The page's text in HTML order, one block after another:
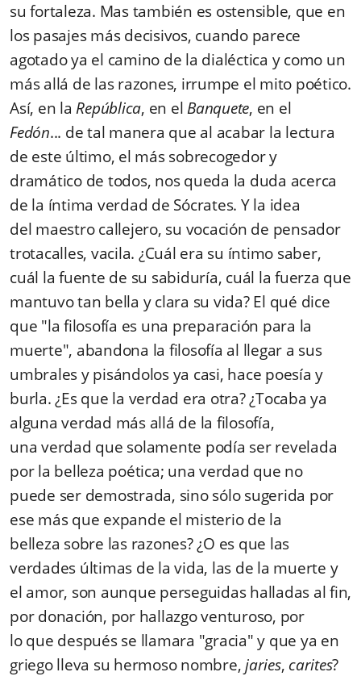
su fortaleza. Mas también es ostensible, que en
los pasajes más decisivos, cuando parece
agotado ya el camino de la dialéctica y como un
más allá de las razones, irrumpe el mito poético.
Así, en la República, en el Banquete, en el
Fedón... de tal manera que al acabar la lectura
de este último, el más sobrecogedor y
dramático de todos, nos queda la duda acerca
de la íntima verdad de Sócrates. Y la idea
del maestro callejero, su vocación de pensador
trotacalles, vacila. ¿Cuál era su íntimo saber,
cuál la fuente de su sabiduría, cuál la fuerza que
mantuvo tan bella y clara su vida? El qué dice
que "la filosofía es una preparación para la
muerte", abandona la filosofía al llegar a sus
umbrales y pisándolos ya casi, hace poesía y
burla. ¿Es que la verdad era otra? ¿Tocaba ya
alguna verdad más allá de la filosofía,
una verdad que solamente podía ser revelada
por la belleza poética; una verdad que no
puede ser demostrada, sino sólo sugerida por
ese más que expande el misterio de la
belleza sobre las razones? ¿O es que las
verdades últimas de la vida, las de la muerte y
el amor, son aunque perseguidas halladas al fin,
por donación, por hallazgo venturoso, por
lo que después se llamara "gracia" y que ya en
griego lleva su hermoso nombre,jaries, carites?